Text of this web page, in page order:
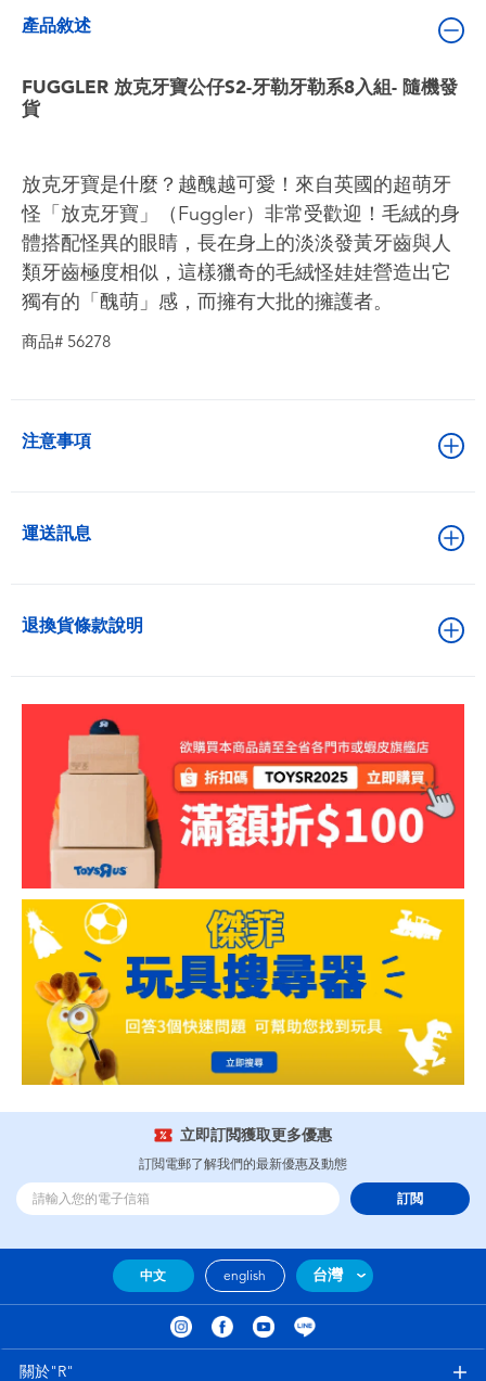
角色收藏
生活雜貨
產品敘述
FUGGLER 放克牙寶公仔S2-牙勒牙勒系8入組- 隨機發
貨
放克牙寶是什麼？越醜越可愛！來自英國的超萌牙
怪「放克牙寶」（Fuggler）非常受歡迎！毛絨的身
體搭配怪異的眼睛，長在身上的淡淡發黃牙齒與人
類牙齒極度相似，這樣獵奇的毛絨怪娃娃營造出它
獨有的「醜萌」感，而擁有大批的擁護者。
商品# 56278
注意事項
運送訊息
退換貨條款說明
立即訂閲獲取更多優惠
訂閲電郵了解我們的最新優惠及動態
訂閲
中文 english 台灣
關於"R"